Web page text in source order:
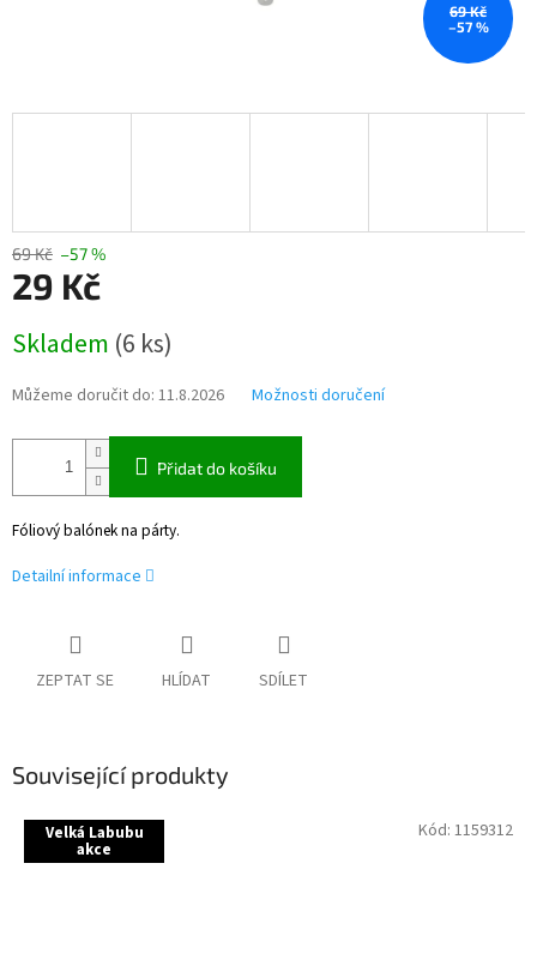
69 Kč
–57 %
69 Kč –57 %
29 Kč
cena:
Skladem (6 ks)
Můžeme doručit do: 11.8.2026 Možnosti doručení
Přidat do košíku
Fóliový balónek na párty.
Detailní informace
ZEPTAT SE HLÍDAT SDÍLET
Související produkty
Velká Labubu
akce
Kód: 1159312